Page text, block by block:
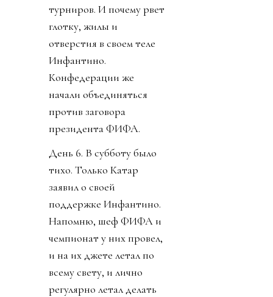
турниров. И почему рвет
глотку, жилы и
отверстия в своем теле
Инфантино.
Конфедерации же
начали объединяться
против заговора
президента ФИФА.
День 6. В субботу было
тихо. Только Катар
заявил о своей
поддержке Инфантино.
Напомню, шеф ФИФА и
чемпионат у них провел,
и на их джете летал по
всему свету, и лично
регулярно летал делать